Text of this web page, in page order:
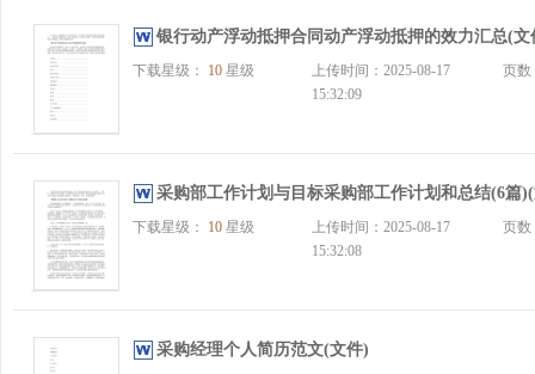
银行动产浮动抵押合同动产浮动抵押的效力汇总(文
下载星级： 10 星级
上传时间：2025-08-17
15:32:09
页
采购部工作计划与目标采购部工作计划和总结(6篇
下载星级： 10 星级
上传时间：2025-08-17
15:32:08
页
采购经理个人简历范文(文件)